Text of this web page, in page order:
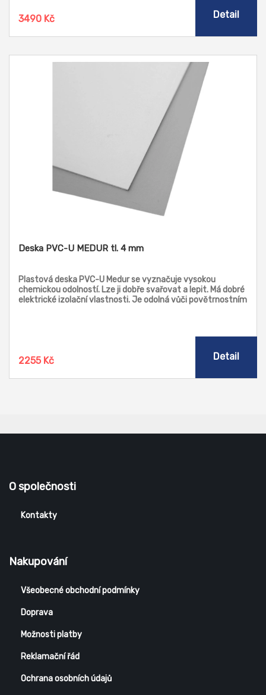
čističek a zařízení na úpravu vody. Skladem: RAL 9010 bílá,
RAL 7035 světle šedá
3490 Kč Detail
Deska PVC-U MEDUR tl. 4 mm
Plastová deska PVC-U Medur se vyznačuje vysokou
chemickou odolností. Lze ji dobře svařovat a lepit. Má dobré
elektrické izolační vlastnosti. Je odolná vůči povětrnostním
čističek a zařízení na úpravu vody. Skladem: RAL 9010 bílá,
RAL 7035 světle šedá
2255 Kč Detail
O společnosti
Kontakty
Nakupování
Všeobecné obchodní podmínky
Doprava
Možnosti platby
Reklamační řád
Ochrana osobních údajů